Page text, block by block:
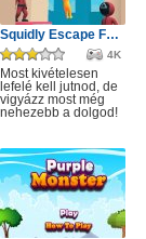
Squidly Escape Fall Guy 3D
4K
Most kivételesen
lefelé kell jutnod, de
vigyázz most még
nehezebb a dolgod!